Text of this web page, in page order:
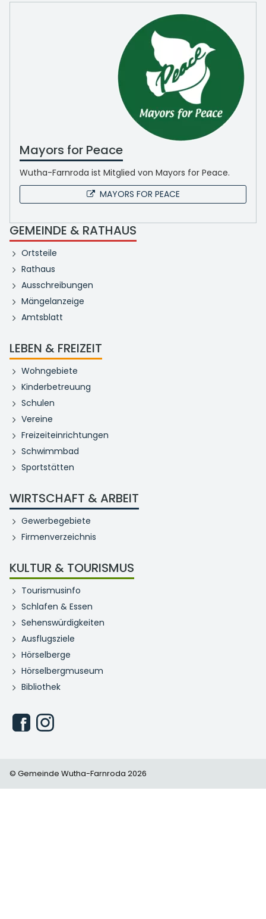
Mayors for Peace
Wutha-Farnroda ist Mitglied von Mayors for Peace.
MAYORS FOR PEACE
GEMEINDE & RATHAUS
Ortsteile
Rathaus
Ausschreibungen
Mängelanzeige
Amtsblatt
LEBEN & FREIZEIT
Wohngebiete
Kinderbetreuung
Schulen
Vereine
Freizeiteinrichtungen
Schwimmbad
Sportstätten
WIRTSCHAFT & ARBEIT
Gewerbegebiete
Firmenverzeichnis
KULTUR & TOURISMUS
Tourismusinfo
Schlafen & Essen
Sehenswürdigkeiten
Ausflugsziele
Hörselberge
Hörselbergmuseum
Bibliothek
© Gemeinde Wutha-Farnroda 2026